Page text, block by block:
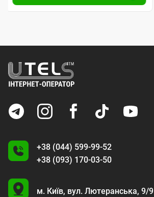
+38 (044) 599-99-52
+38 (093) 170-03-50
U
м. Київ, вул. Лютеранська, 9/9